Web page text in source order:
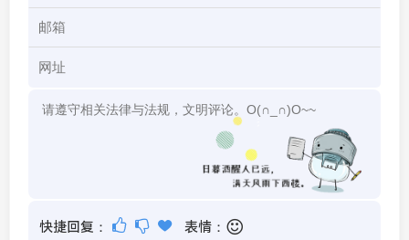
快捷回复： 表情：